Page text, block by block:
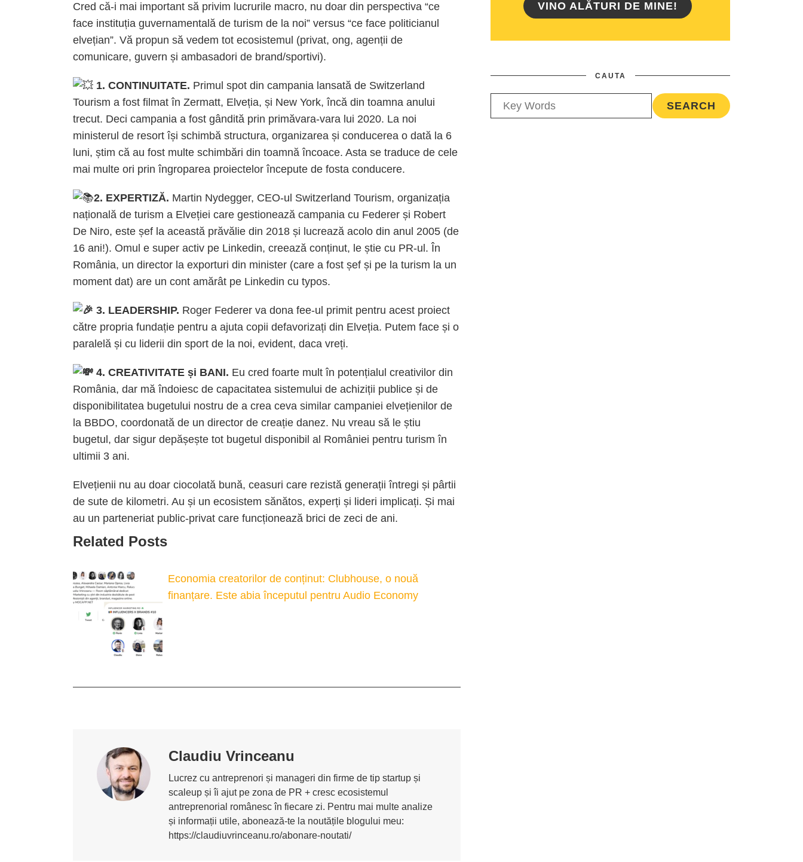
Cred că-i mai important să privim lucrurile macro, nu doar din perspectiva “ce
face instituția guvernamentală de turism de la noi” versus “ce face politicianul
elvețian”. Vă propun să vedem tot ecosistemul (privat, ong, agenții de
comunicare, guvern și ambasadori de brand/sportivi).
1. CONTINUITATE. Primul spot din campania lansată de Switzerland
Tourism a fost filmat în Zermatt, Elveția, și New York, încă din toamna anului
trecut. Deci campania a fost gândită prin primăvara-vara lui 2020. La noi
ministerul de resort își schimbă structura, organizarea și conducerea o dată la 6
luni, știm că au fost multe schimbări din toamnă încoace. Asta se traduce de cele
mai multe ori prin îngroparea proiectelor începute de fosta conducere.
2. EXPERTIZĂ. Martin Nydegger, CEO-ul Switzerland Tourism, organizația
națională de turism a Elveției care gestionează campania cu Federer și Robert
De Niro, este șef la această prăvălie din 2018 și lucrează acolo din anul 2005 (de
16 ani!). Omul e super activ pe Linkedin, creează conținut, le știe cu PR-ul. În
România, un director la exporturi din minister (care a fost șef și pe la turism la un
moment dat) are un cont amărât pe Linkedin cu typos.
3. LEADERSHIP. Roger Federer va dona fee-ul primit pentru acest proiect
către propria fundație pentru a ajuta copii defavorizați din Elveția. Putem face și o
paralelă și cu liderii din sport de la noi, evident, daca vreți.
4. CREATIVITATE și BANI. Eu cred foarte mult în potențialul creativilor din
România, dar mă îndoiesc de capacitatea sistemului de achiziții publice și de
disponibilitatea bugetului nostru de a crea ceva similar campaniei elvețienilor de
la BBDO, coordonată de un director de creație danez. Nu vreau să le știu
bugetul, dar sigur depășește tot bugetul disponibil al României pentru turism în
ultimii 3 ani.
Elvețienii nu au doar ciocolată bună, ceasuri care rezistă generații întregi și pârtii
de sute de kilometri. Au și un ecosistem sănătos, experți și lideri implicați. Și mai
au un parteneriat public-privat care funcționează brici de zeci de ani.
Related Posts
Economia creatorilor de conținut: Clubhouse, o nouă
finanțare. Este abia începutul pentru Audio Economy
Claudiu Vrinceanu
Lucrez cu antreprenori și manageri din firme de tip startup și
scaleup și îi ajut pe zona de PR + cresc ecosistemul
antreprenorial românesc în fiecare zi. Pentru mai multe analize
și informații utile, abonează-te la noutățile blogului meu:
https://claudiuvrinceanu.ro/abonare-noutati/
VINO ALĂTURI DE MINE!
CAUTA